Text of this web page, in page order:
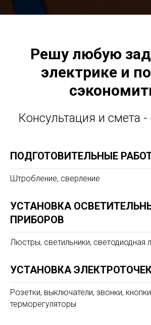
Решу любую
электрике и
Консультация и смета -
ПОДГОТОВИТЕЛЬНЫЕ
Штробление, сверление
УСТАНОВКА
ПРИБОРОВ
Люстры, светильники, светодиодная
УСТАНОВКА
Розетки, выключатели, звонки,
терморегуляторы